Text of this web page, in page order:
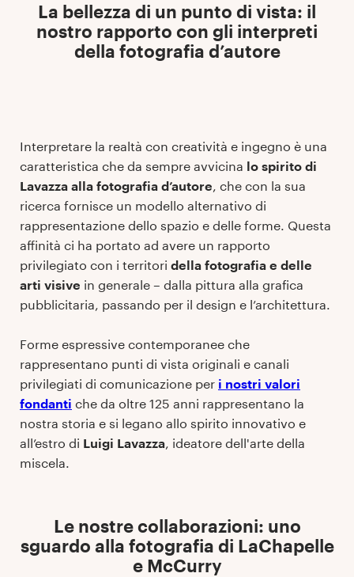
La bellezza di un punto di vista: il
nostro rapporto con gli interpreti
della fotografia d’autore
Interpretare la realtà con creatività e ingegno è una
caratteristica che da sempre avvicina lo spirito di
Lavazza alla fotografia d’autore, che con la sua
ricerca fornisce un modello alternativo di
rappresentazione dello spazio e delle forme. Questa
affinità ci ha portato ad avere un rapporto
privilegiato con i territori della fotografia e delle
arti visive in generale – dalla pittura alla grafica
pubblicitaria, passando per il design e l’architettura.
Forme espressive contemporanee che
rappresentano punti di vista originali e canali
privilegiati di comunicazione per i nostri valori
fondanti che da oltre 125 anni rappresentano la
nostra storia e si legano allo spirito innovativo e
all’estro di Luigi Lavazza, ideatore dell'arte della
miscela.
Le nostre collaborazioni: uno
sguardo alla fotografia di LaChapelle
e McCurry